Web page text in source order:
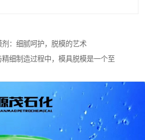
剂：细腻呵护，脱模的艺术
细制造过程中，模具脱模是一个至